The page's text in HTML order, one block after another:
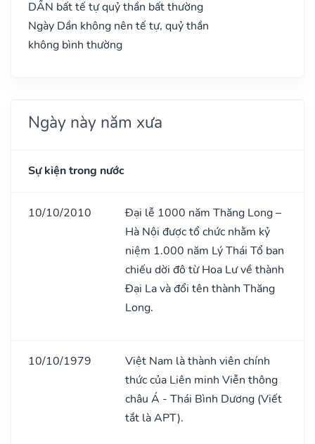
DẦN bất tế tự quỷ thần bất thường
Ngày Dần không nên tế tự, quỷ thần
không bình thường
Ngày này năm xưa
Sự kiện trong nước
10/10/2010
Đại lễ 1000 năm Thăng Long –
Hà Nội được tổ chức nhằm kỷ
niệm 1.000 năm Lý Thái Tổ ban
chiếu dời đô từ Hoa Lư về thành
Đại La và đổi tên thành Thăng
Long.
10/10/1979
Việt Nam là thành viên chính
thức của Liên minh Viễn thông
châu Á - Thái Bình Dương (Viết
tắt là APT).